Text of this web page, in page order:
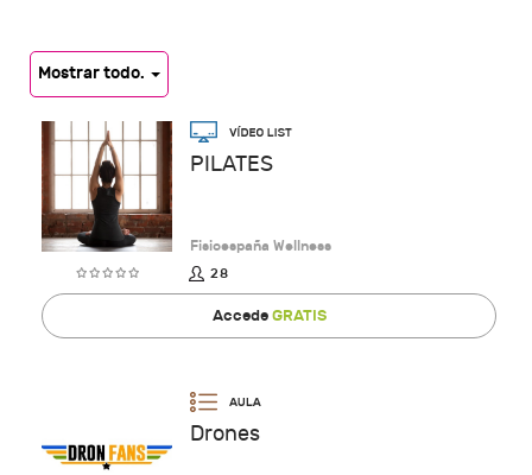
Mostrar todo.
PILATES
Fisioespaña Wellness
28
AccedeGRATIS
Drones